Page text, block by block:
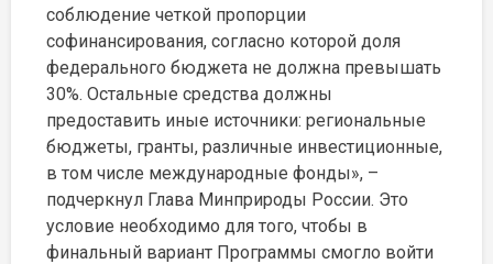
соблюдение четкой пропорции
софинансирования, согласно которой доля
федерального бюджета не должна превышать
30%. Остальные средства должны
предоставить иные источники: региональные
бюджеты, гранты, различные инвестиционные,
в том числе международные фонды», –
подчеркнул Глава Минприроды России. Это
условие необходимо для того, чтобы в
финальный вариант Программы смогло войти